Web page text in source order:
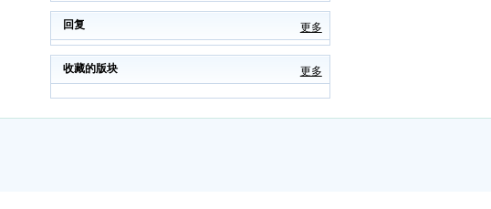
回复 更多
收藏的版块 更多